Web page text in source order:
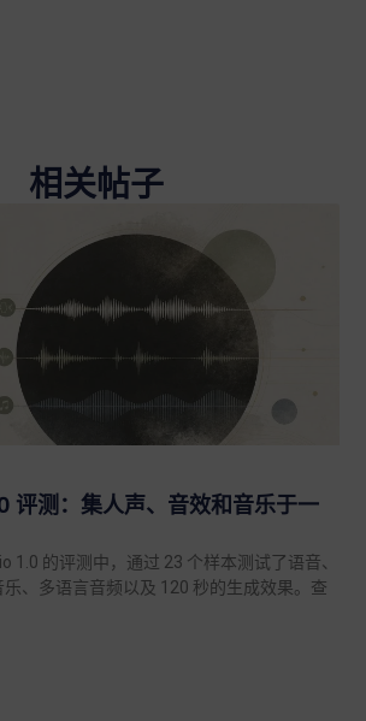
相关帖子
评测：集人声、音效和音乐于一
1.0 的评测中，通过 23 个样本测试了语音、
、多语言音频以及 120 秒的生成效果。查